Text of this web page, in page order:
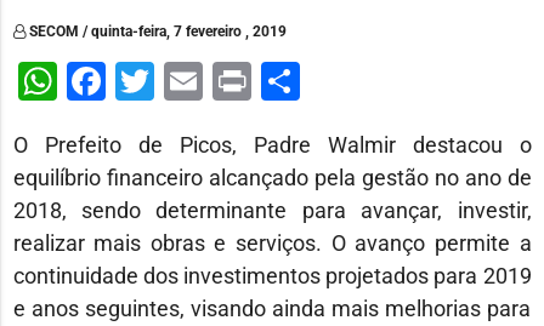
SECOM / quinta-feira, 7 fevereiro , 2019
WhatsApp
Facebook
Twitter
Email
PrintShare
O Prefeito de Picos, Padre Walmir destacou o
equilíbrio financeiro alcançado pela gestão no ano de
2018, sendo determinante para avançar, investir,
realizar mais obras e serviços. O avanço permite a
continuidade dos investimentos projetados para 2019
e anos seguintes, visando ainda mais melhorias para